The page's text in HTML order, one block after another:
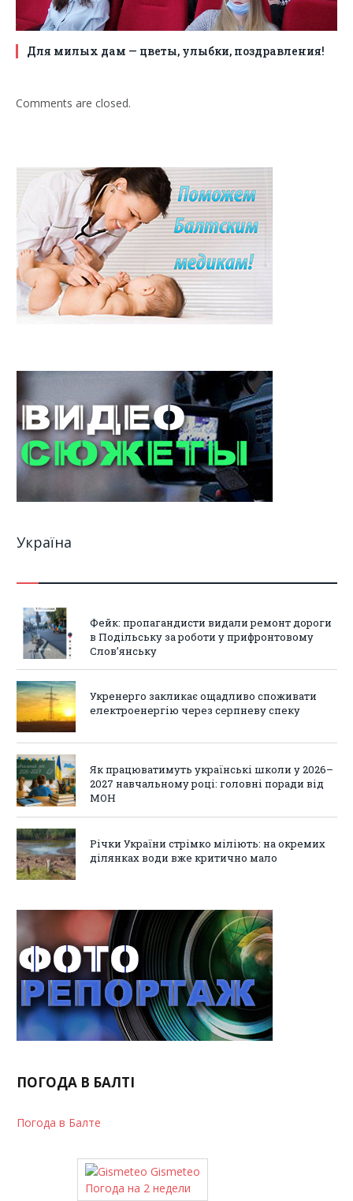
Для милых дам — цветы, улыбки, поздравления!
Comments are closed.
Україна
Фейк: пропагандисти видали ремонт дороги
в Подільську за роботи у прифронтовому
Слов’янську
Укренерго закликає ощадливо споживати
електроенергію через серпневу спеку
Як працюватимуть українські школи у 2026–
2027 навчальному році: головні поради від
МОН
Річки України стрімко міліють: на окремих
ділянках води вже критично мало
ПОГОДА В БАЛТІ
Погода в Балте
Gismeteo
Погода на 2 недели